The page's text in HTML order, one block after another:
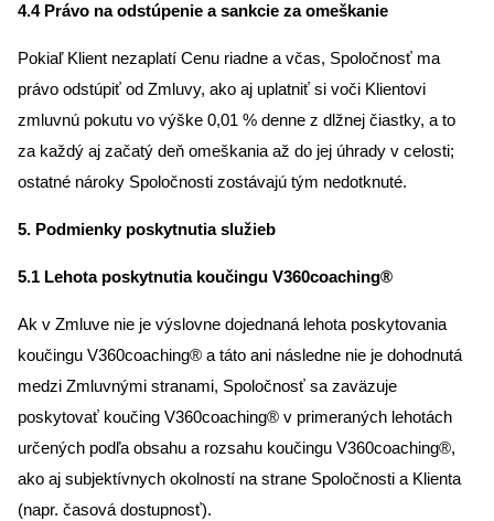
4.4 Právo na odstúpenie a sankcie za omeškanie
Pokiaľ Klient nezaplatí Cenu riadne a včas, Spoločnosť ma
právo odstúpiť od Zmluvy, ako aj uplatniť si voči Klientovi
zmluvnú pokutu vo výške 0,01 % denne z dlžnej čiastky, a to
za každý aj začatý deň omeškania až do jej úhrady v celosti;
ostatné nároky Spoločnosti zostávajú tým nedotknuté.
5. Podmienky poskytnutia služieb
5.1 Lehota poskytnutia koučingu V360coaching®
Ak v Zmluve nie je výslovne dojednaná lehota poskytovania
koučingu V360coaching® a táto ani následne nie je dohodnutá
medzi Zmluvnými stranami, Spoločnosť sa zaväzuje
poskytovať koučing V360coaching® v primeraných lehotách
určených podľa obsahu a rozsahu koučingu V360coaching®,
ako aj subjektívnych okolností na strane Spoločnosti a Klienta
(napr. časová dostupnosť).